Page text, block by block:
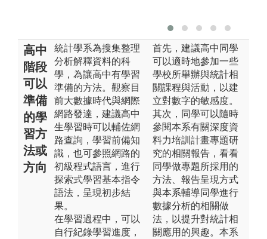
高中
階段
可以
準備
的學
習方
法或
方向
統計學系為搜集整理
分析解釋資料的科
學，為讓高中有學習
準備的方法。觀察目
前大數據時代與網際
網路發達，建議高中
生學習時可以輔佐網
路查詢，學習前備知
識，也可參照網路的
初級程式語言，進行
探索式學習基本指令
語法，呈現初步結
果。
在學習過程中，可以
自行紀錄學習進度，
首先，建議高中同學
可以適時地參加一些
學校所舉辦與統計相
關課程與活動，以建
立對數字的敏感度。
其次，同學可以隨時
參閱本系有關深度資
料力培訓計畫專題研
究的相關報告，看看
同學做專題所採用的
方法、報告呈現方式
與本系輔導同學進行
數據分析的相關做
法，以提升對統計相
關應用的興趣。本系